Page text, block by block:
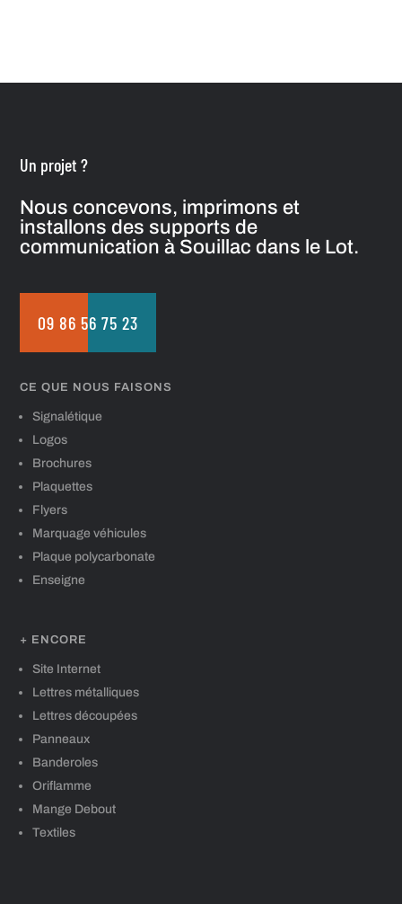
Un projet ?
Nous concevons, imprimons et
installons des supports de
communication à Souillac dans le Lot.
09 86 56 75 23
CE QUE NOUS FAISONS
Signalétique
Logos
Brochures
Plaquettes
Flyers
Marquage véhicules
Plaque polycarbonate
Enseigne
+ ENCORE
Site Internet
Lettres métalliques
Lettres découpées
Panneaux
Banderoles
Oriflamme
Mange Debout
Textiles